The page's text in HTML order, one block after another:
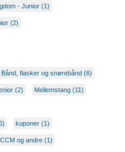
- Junior (1)
(2)
Bånd, flasker og snørebånd (6)
(2) Mellemstang (11)
kuponer (1)
og andre (1)